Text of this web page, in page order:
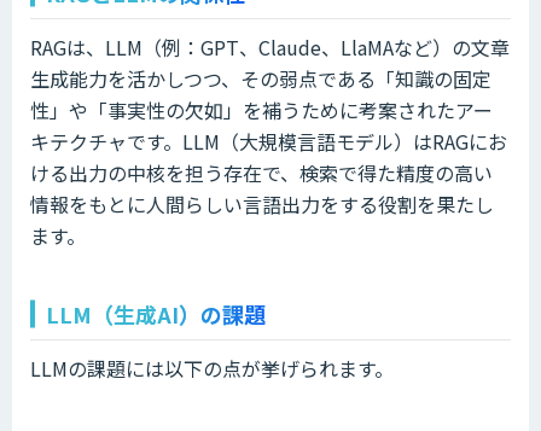
RAGは、LLM（例：GPT、Claude、LlaMAなど）の文章
生成能力を活かしつつ、その弱点である「知識の固定
性」や「事実性の欠如」を補うために考案されたアー
キテクチャです。LLM（大規模言語モデル）はRAGにお
ける出力の中核を担う存在で、検索で得た精度の高い
情報をもとに人間らしい言語出力をする役割を果たし
ます。
LLM（生成AI）の課題
LLMの課題には以下の点が挙げられます。